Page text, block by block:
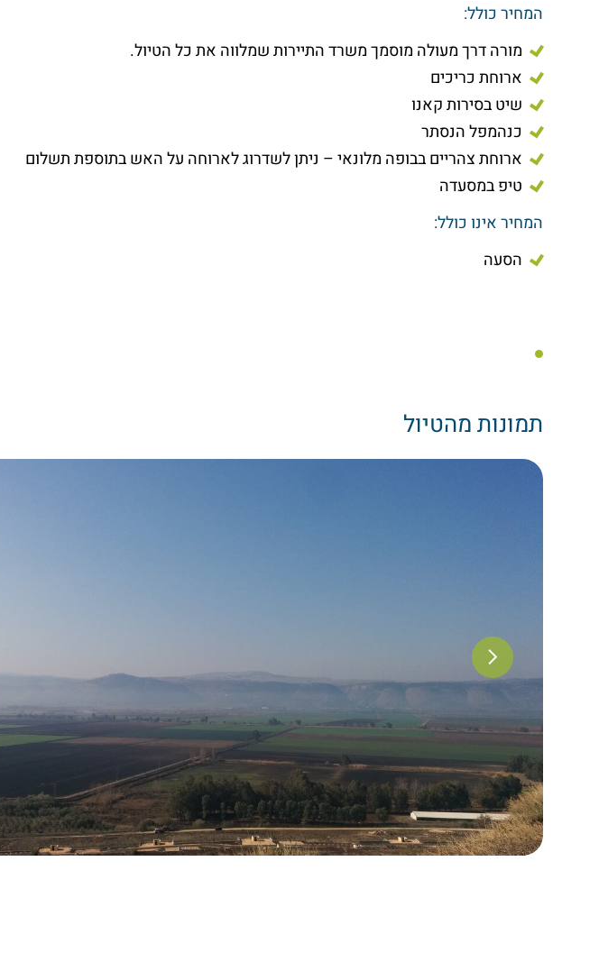
המחיר כולל:
מורה דרך מעולה מוסמך משרד התיירות שמלווה את כל הטיול.
ארוחת כריכים
שיט בסירות קאנו
כנהמפל הנסתר
ארוחת צהריים בבופה מלונאי – ניתן לשדרוג לארוחה על האש בתוספת תשלום
טיפ במסעדה
המחיר אינו כולל:
הסעה
תמונות מהטיול